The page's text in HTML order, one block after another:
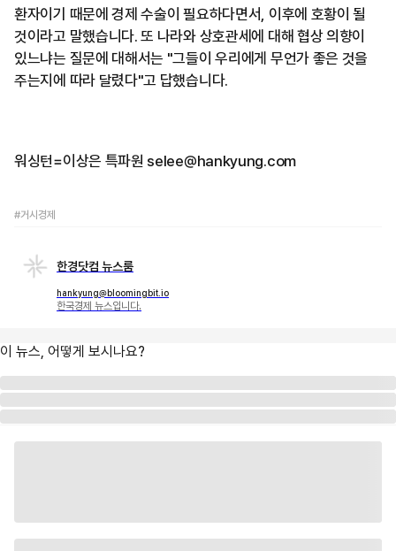
환자이기 때문에 경제 수술이 필요하다면서, 이후에 호황이 될
것이라고 말했습니다. 또 나라와 상호관세에 대해 협상 의향이
있느냐는 질문에 대해서는 "그들이 우리에게 무언가 좋은 것을
주는지에 따라 달렸다"고 답했습니다.
워싱턴=이상은 특파원 selee@hankyung.com
#거시경제
한경닷컴 뉴스룸
hankyung@bloomingbit.io
한국경제 뉴스입니다.
이 뉴스, 어떻게 보시나요?